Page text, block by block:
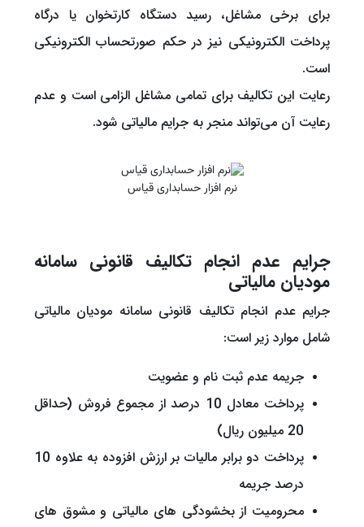
برای برخی مشاغل، رسید دستگاه کارتخوان یا درگاه
پرداخت الکترونیکی نیز در حکم صورتحساب الکترونیکی
است.
رعایت این تکالیف برای تمامی مشاغل الزامی است و عدم
رعایت آن می‌تواند منجر به جرایم مالیاتی شود.
نرم افزار حسابداری قیاس
جرایم عدم انجام تکالیف قانونی سامانه
مودیان مالیاتی
جرایم عدم انجام تکالیف قانونی سامانه مودیان مالیاتی
شامل موارد زیر است:
جریمه عدم ثبت نام و عضویت
پرداخت معادل 10 درصد از مجموع فروش (حداقل
20 میلیون ریال)
پرداخت دو برابر مالیات بر ارزش افزوده به علاوه 10
درصد جریمه
محرومیت از بخشودگی های مالیاتی و مشوق های